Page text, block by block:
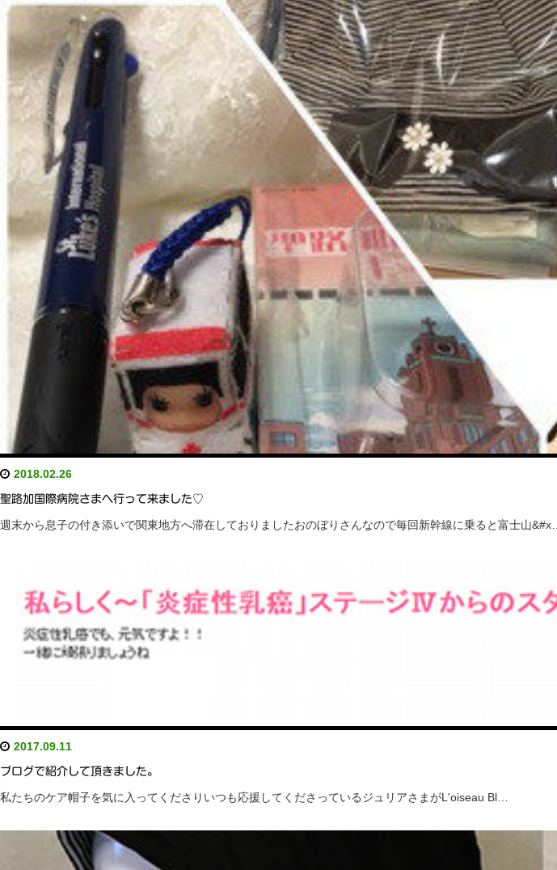
2018.02.26
聖路加国際病院さまへ行って来ました♡
週末から息子の付き添いで関東地方へ滞在しておりましたおのぼりさんなので毎回新幹線に乗ると富士山&#x…
2017.09.11
ブログで紹介して頂きました。
私たちのケア帽子を気に入ってくださりいつも応援してくださっているジュリアさまがL'oiseau Bl…